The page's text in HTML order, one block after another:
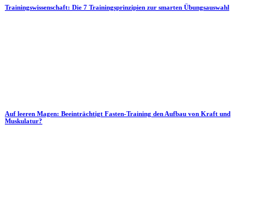
Trainingswissenschaft: Die 7 Trainingsprinzipien zur smarten Übungsauswahl
Auf leeren Magen: Beeinträchtigt Fasten-Training den Aufbau von Kraft und
Muskulatur?